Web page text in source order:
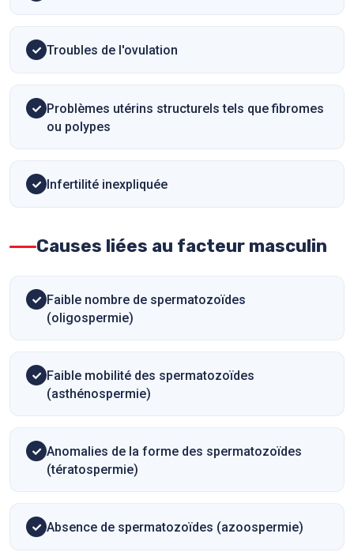
Troubles de l'ovulation
Problèmes utérins structurels tels que fibromes
ou polypes
Infertilité inexpliquée
Causes liées au facteur masculin
Faible nombre de spermatozoïdes
(oligospermie)
Faible mobilité des spermatozoïdes
(asthénospermie)
Anomalies de la forme des spermatozoïdes
(tératospermie)
Absence de spermatozoïdes (azoospermie)